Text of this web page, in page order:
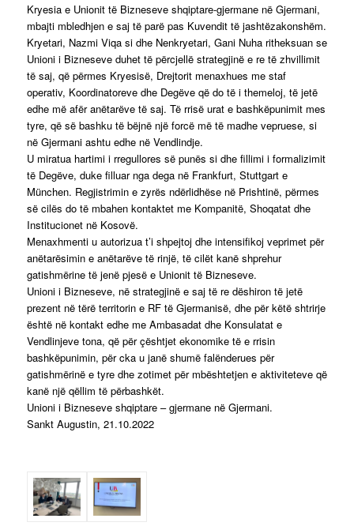
Kryesia e Unionit të Bizneseve shqiptare-gjermane në Gjermani,
mbajti mbledhjen e saj të parë pas Kuvendit të jashtëzakonshëm.
Kryetari, Nazmi Viqa si dhe Nenkryetari, Gani Nuha ritheksuan se
Unioni i Bizneseve duhet të përcjellë strategjinë e re të zhvillimit
të saj, që përmes Kryesisë, Drejtorit menaxhues me staf
operativ, Koordinatoreve dhe Degëve që do të i themeloj, të jetë
edhe më afër anëtarëve të saj. Të rrisë urat e bashkëpunimit mes
tyre, që së bashku të bëjnë një forcë më të madhe vepruese, si
në Gjermani ashtu edhe në Vendlindje.
U miratua hartimi i rregullores së punës si dhe fillimi i formalizimit
të Degëve, duke filluar nga dega në Frankfurt, Stuttgart e
München. Regjistrimin e zyrës ndërlidhëse në Prishtinë, përmes
së cilës do të mbahen kontaktet me Kompanitë, Shoqatat dhe
Institucionet në Kosovë.
Menaxhmenti u autorizua t’i shpejtoj dhe intensifikoj veprimet për
anëtarësimin e anëtarëve të rinjë, të cilët kanë shprehur
gatishmërine të jenë pjesë e Unionit të Bizneseve.
Unioni i Bizneseve, në strategjinë e saj të re dëshiron të jetë
prezent në tërë territorin e RF të Gjermanisë, dhe për këtë shtrirje
është në kontakt edhe me Ambasadat dhe Konsulatat e
Vendlinjeve tona, që për çështjet ekonomike të e rrisin
bashkëpunimin, për cka u janë shumë falënderues për
gatishmërinë e tyre dhe zotimet për mbështetjen e aktiviteteve që
kanë një qëllim të përbashkët.
Unioni i Bizneseve shqiptare – gjermane në Gjermani.
Sankt Augustin, 21.10.2022